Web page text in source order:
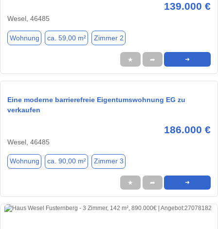
139.000 €
Wesel, 46485
Wohnung ca. 59,00 m² Zimmer 2
★ ➦ ➜
Eine moderne barrierefreie Eigentumswohnung EG zu
verkaufen
186.000 €
Wesel, 46485
Wohnung ca. 90,00 m² Zimmer 3
★ ➦ ➜